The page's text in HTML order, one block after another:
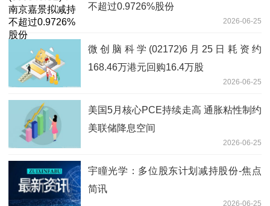
不超过0.9726%股份
2026-06-25
微创脑科学(02172)6月25日耗资约
168.46万港元回购16.4万股
2026-06-25
美国5月核心PCE持续走高 通胀粘性制约
美联储降息空间
2026-06-25
宇瞳光学：多位股东计划减持股份-焦点
简讯
2026-06-25